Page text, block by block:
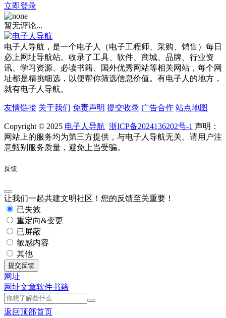
立即登录
暂无评论...
电子人导航，是一个电子人（电子工程师、采购、销售）每日
必上网址导航站。收录了工具、软件、商城、品牌、行业资
讯、学习资源、必读书籍、国外优秀网站等相关网站，每个网
址都是精挑细选，以便帮你筛选信息价值。有电子人的地方，
就有电子人导航。
友情链接 关于我们 免责声明 提交收录 广告合作 站点地图
Copyright © 2025 电子人导航 浙ICP备2024136202号-1 声明：
网站上的服务均为第三方提供，与电子人导航无关。请用户注
意甄别服务质量，避免上当受骗。
反馈
让我们一起共建文明社区！您的反馈至关重要！
已失效
重定向&变更
已屏蔽
敏感内容
其他
提交反馈
网址
网址文章软件书籍
返回顶部首页